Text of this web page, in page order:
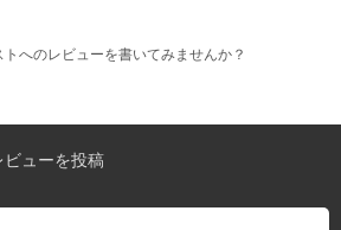
へのレビューを書いてみませんか？
ビューを投稿